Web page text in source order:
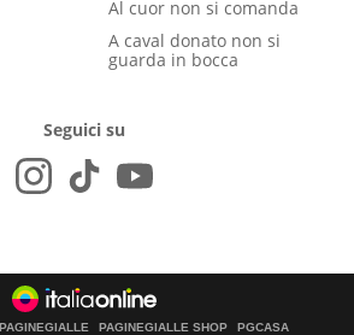
Al cuor non si comanda
A caval donato non si
guarda in bocca
Seguici su
PAGINEGIALLE PAGINEGIALLE SHOP PGCASA